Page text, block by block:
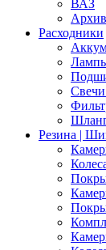
ВАЗ
Архив
Расходники
Резина |